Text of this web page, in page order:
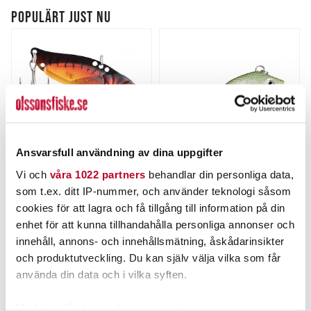
Ansvarsfull användning av dina uppgifter
Vi och våra 1022 partners behandlar din personliga data,
som t.ex. ditt IP-nummer, och använder teknologi såsom
cookies för att lagra och få tillgång till information på din
enhet för att kunna tillhandahålla personliga annonser och
innehåll, annons- och innehållsmätning, åskådarinsikter
och produktutveckling. Du kan själv välja vilka som får
använda din data och i vilka syften.
POPULÄRT JUST NU
STRIKE PRO
Strike Pro Astro Vibe
4,5cm.
Nuvarande pris:
99,00 krTidigare pris:
129,00 kr
99,00 kr
129,00 kr
FINNS I LAGER.
THE PIG
Pig Jig Spin 15g
Nuvarande pris:
69,00 krTidigare pris:
89,00 kr
69,00 kr
89,00 kr
FINNS I LAGER.